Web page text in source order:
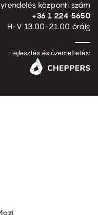
központi szám
+36 1 224 5650
H-V 13.00-21.00 óráig
Fejlesztés és üzemeltetés: